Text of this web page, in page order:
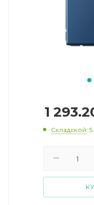
1
Складской: 5